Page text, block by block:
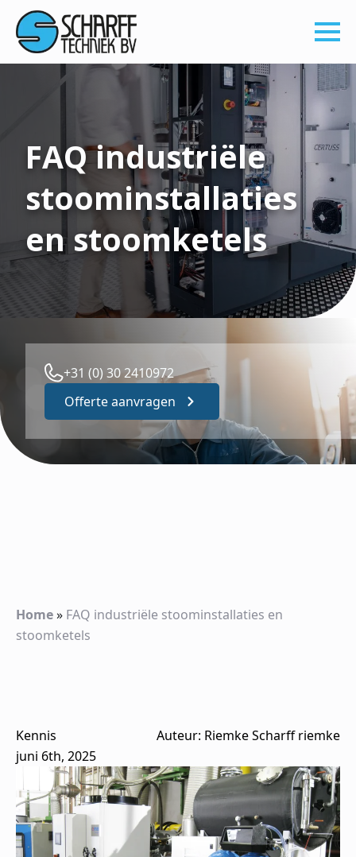
FAQ industriële
stoominstallaties
en stoomketels
+31 (0) 30 2410972
Offerte aanvragen
Home» FAQ industriële stoominstallaties en
stoomketels
Kennis
juni 6th, 2025
Auteur: Riemke Scharff riemke